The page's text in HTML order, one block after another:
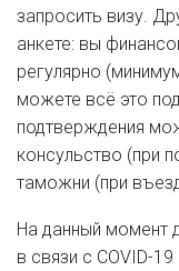
запросить визу.
анкете: вы
регулярно
можете всё это
подтверждения
консульство (при
таможни (при
На данный момент
в связи с COVID-